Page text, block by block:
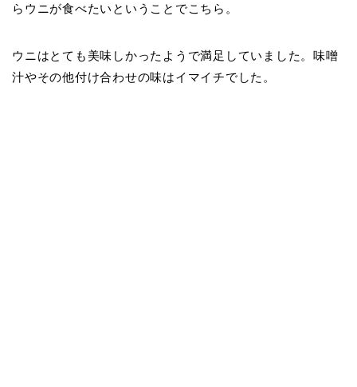
らウニが食べたいということでこちら。
ウニはとても美味しかったようで満足していました。味噌
汁やその他付け合わせの味はイマイチでした。